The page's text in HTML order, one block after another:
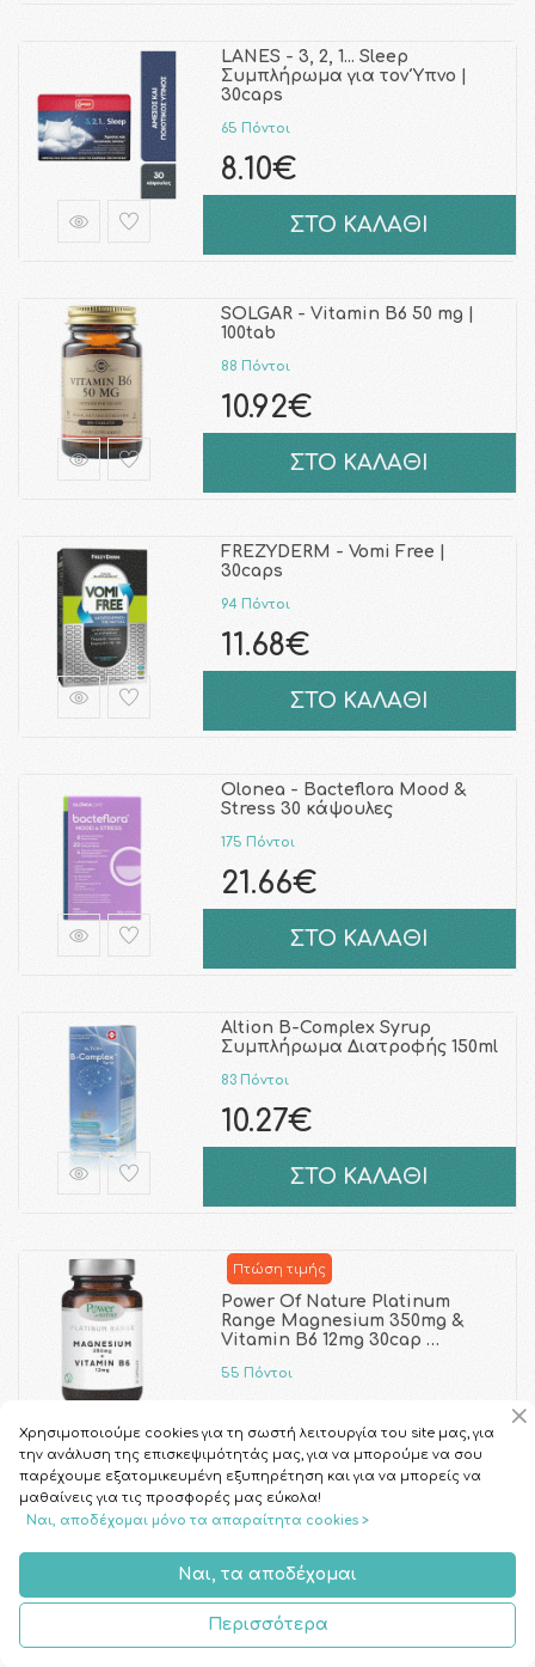
LANES - 3, 2, 1... Sleep
Συμπλήρωμα για τον Ύπνο |
30caps
65 Πόντοι
8.10€
ΣΤΟ ΚΑΛΑΘΙ
SOLGAR - Vitamin B6 50 mg |
100tab
88 Πόντοι
10.92€
ΣΤΟ ΚΑΛΑΘΙ
FREZYDERM - Vomi Free |
30caps
94 Πόντοι
11.68€
ΣΤΟ ΚΑΛΑΘΙ
Olonea - Bacteflora Mood &
Stress 30 κάψουλες
175 Πόντοι
21.66€
ΣΤΟ ΚΑΛΑΘΙ
Altion B-Complex Syrup
Συμπλήρωμα Διατροφής 150ml
83 Πόντοι
10.27€
ΣΤΟ ΚΑΛΑΘΙ
Πτώση τιμής
Power Of Nature Platinum
Range Magnesium 350mg &
Vitamin B6 12mg 30cap …
55 Πόντοι
ΣΤΟ ΚΑΛΑΘΙ
Magnesium+B6, 20
Αναβράζοντα Δισκία & Vitamin
C 1000m …
59 Πόντοι
Χρησιμοποιούμε cookies για τη σωστή λειτουργία του site μας, για
την ανάλυση της επισκεψιμότητάς μας, για να μπορούμε να σου
παρέχουμε εξατομικευμένη εξυπηρέτηση και για να μπορείς να
μαθαίνεις για τις προσφορές μας εύκολα!
Ναι, αποδέχομαι μόνο τα απαραίτητα cookies >
Ναι, τα αποδέχομαι
Περισσότερα